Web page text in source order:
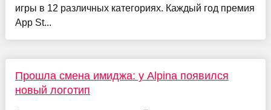
игры в 12 различных категориях. Каждый год премия
App St...
Прошла смена имиджа: у Alpina появился
новый логотип